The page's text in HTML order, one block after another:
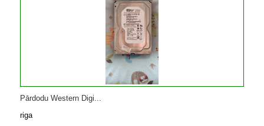
Pārdodu Western Digi...
riga